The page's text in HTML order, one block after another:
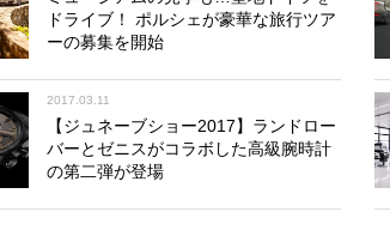
ドライブ！ ポルシェが豪華な旅行ツア
ーの募集を開始
2017.03.11
【ジュネーブショー2017】ランドロー
バーとゼニスがコラボした高級腕時計
の第二弾が登場